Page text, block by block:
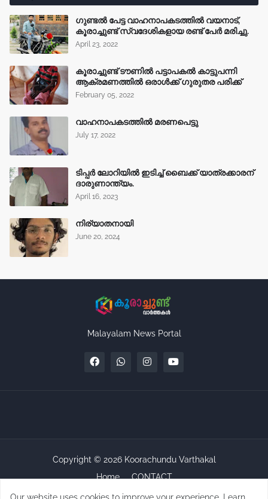
ഗുണ്ടൽ പേട്ട വാഹനാപകടത്തിൽ വയനാട്,
കൂരാച്ചുണ്ട് സ്വദേശികളായ രണ്ട് പേർ മരിച്ചു.
April 23, 2022
കൂരാച്ചുണ്ട് ടൗണിൽ പട്ടാപകൽ കാട്ടുപന്നി
ആക്രമണത്തിൽ ഒരാൾക്ക് ഗുരുതര പരിക്ക്
February 05, 2022
വാഹനാപകടത്തിൽ മരണപെട്ടു
July 17, 2022
ടിപ്പർ ലോറിയിൽ ഇടിച്ച് ബൈക്ക് യാത്രക്കാരന്
ദാരുണാന്ത്യം.
April 16, 2023
നിര്യാതനായി
June 20, 2024
Malayalam News Portal
Copyright © 2026 Koorachundu Varthakal
Home
CONTACT